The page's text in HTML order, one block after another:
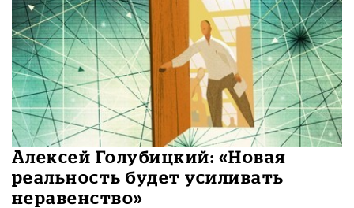
Алексей Голубицкий: «Новая
реальность будет усиливать
неравенство»